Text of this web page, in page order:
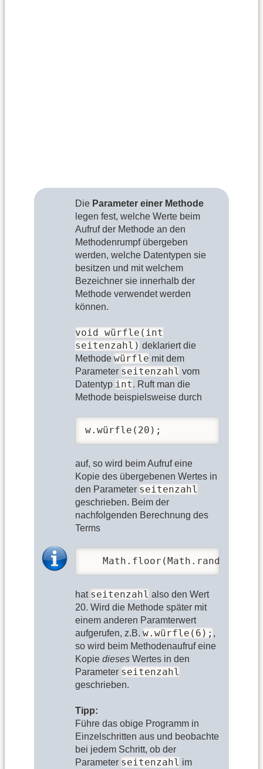
Die Parameter einer Methode
legen fest, welche Werte beim
Aufruf der Methode an den
Methodenrumpf übergeben
werden, welche Datentypen sie
besitzen und mit welchem
Bezeichner sie innerhalb der
Methode verwendet werden
können.
void würfle(int
seitenzahl) deklariert die
Methodewürfle mit dem
Parameter seitenzahl vom
Datentyp int. Ruft man die
Methode beispielsweise durch
w.würfle(20);
auf, so wird beim Aufruf eine
Kopie des übergebenen Wertes in
den Parameter seitenzahl
geschrieben. Beim der
nachfolgenden Berechnung des
Terms
Math.floor(Math.random() *
hat seitenzahl also den Wert
20. Wird die Methode später mit
einem anderen Paramterwert
aufgerufen, z.B.w.würfle(6); ,
so wird beim Methodenaufruf eine
Kopiedieses Wertes in den
Parameter seitenzahl
geschrieben.
Tipp:
Führe das obige Programm in
Einzelschritten aus und beobachte
bei jedem Schritt, ob der
Parameter seitenzahl im